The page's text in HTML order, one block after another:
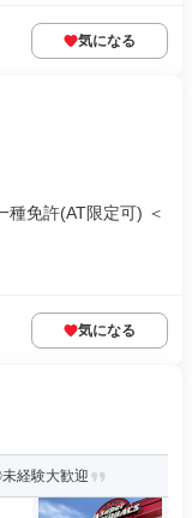
気になる
種免許(AT限定可) ＜
気になる
経験大歓迎